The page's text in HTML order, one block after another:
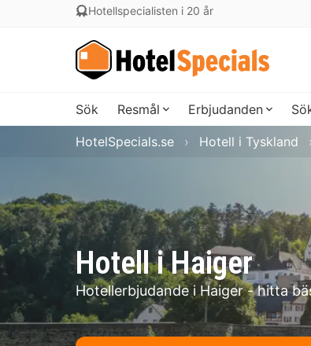
Hotellspecialisten i 20 år
Sök Resmål Erbjudanden
Hotell i Haiger
Hotellerbjudande i Haiger - hitta
HotelSpecials.se Hotell i Tyskland